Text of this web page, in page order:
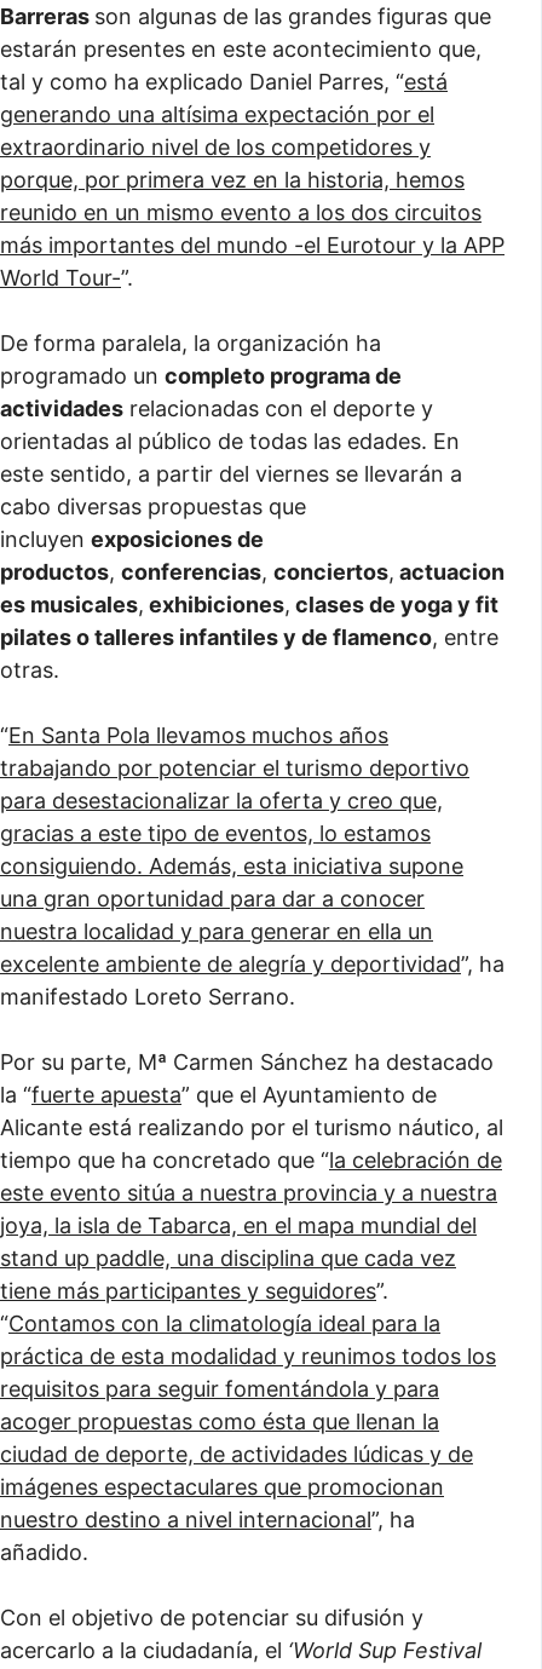
Barreras son algunas de las grandes figuras que
estarán presentes en este acontecimiento que,
tal y como ha explicado Daniel Parres, “está
generando una altísima expectación por el
extraordinario nivel de los competidores y
porque, por primera vez en la historia, hemos
reunido en un mismo evento a los dos circuitos
más importantes del mundo -el Eurotour y la APP
World Tour-”.
De forma paralela, la organización ha
programado un completo programa de
actividades relacionadas con el deporte y
orientadas al público de todas las edades. En
este sentido, a partir del viernes se llevarán a
cabo diversas propuestas que
incluyen exposiciones de
productos, conferencias, conciertos, actuacion
es musicales, exhibiciones, clases de yoga y fit
pilates o talleres infantiles y de flamenco, entre
otras.
“En Santa Pola llevamos muchos años
trabajando por potenciar el turismo deportivo
para desestacionalizar la oferta y creo que,
gracias a este tipo de eventos, lo estamos
consiguiendo. Además, esta iniciativa supone
una gran oportunidad para dar a conocer
nuestra localidad y para generar en ella un
excelente ambiente de alegría y deportividad”, ha
manifestado Loreto Serrano.
Por su parte, Mª Carmen Sánchez ha destacado
la “fuerte apuesta” que el Ayuntamiento de
Alicante está realizando por el turismo náutico, al
tiempo que ha concretado que “la celebración de
este evento sitúa a nuestra provincia y a nuestra
joya, la isla de Tabarca, en el mapa mundial del
stand up paddle, una disciplina que cada vez
tiene más participantes y seguidores”.
“Contamos con la climatología ideal para la
práctica de esta modalidad y reunimos todos los
requisitos para seguir fomentándola y para
acoger propuestas como ésta que llenan la
ciudad de deporte, de actividades lúdicas y de
imágenes espectaculares que promocionan
nuestro destino a nivel internacional”, ha
añadido.
Con el objetivo de potenciar su difusión y
acercarlo a la ciudadanía, el ‘World Sup Festival